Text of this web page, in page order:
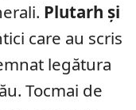
Plutarh și
care au scris
legătura
Tocmai de